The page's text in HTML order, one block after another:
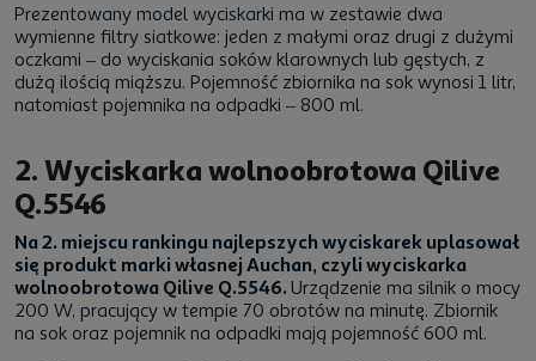
Prezentowany model wyciskarki ma w zestawie dwa
wymienne filtry siatkowe: jeden z małymi oraz drugi z dużymi
oczkami – do wyciskania soków klarownych lub gęstych, z
dużą ilością miąższu. Pojemność zbiornika na sok wynosi 1 litr,
natomiast pojemnika na odpadki – 800 ml.
2. Wyciskarka wolnoobrotowa Qilive
Q.5546
Na 2. miejscu rankingu najlepszych wyciskarek uplasował
się produkt marki własnej Auchan, czyli wyciskarka
wolnoobrotowa Qilive Q.5546. Urządzenie ma silnik o mocy
200 W, pracujący w tempie 70 obrotów na minutę. Zbiornik
na sok oraz pojemnik na odpadki mają pojemność 600 ml.